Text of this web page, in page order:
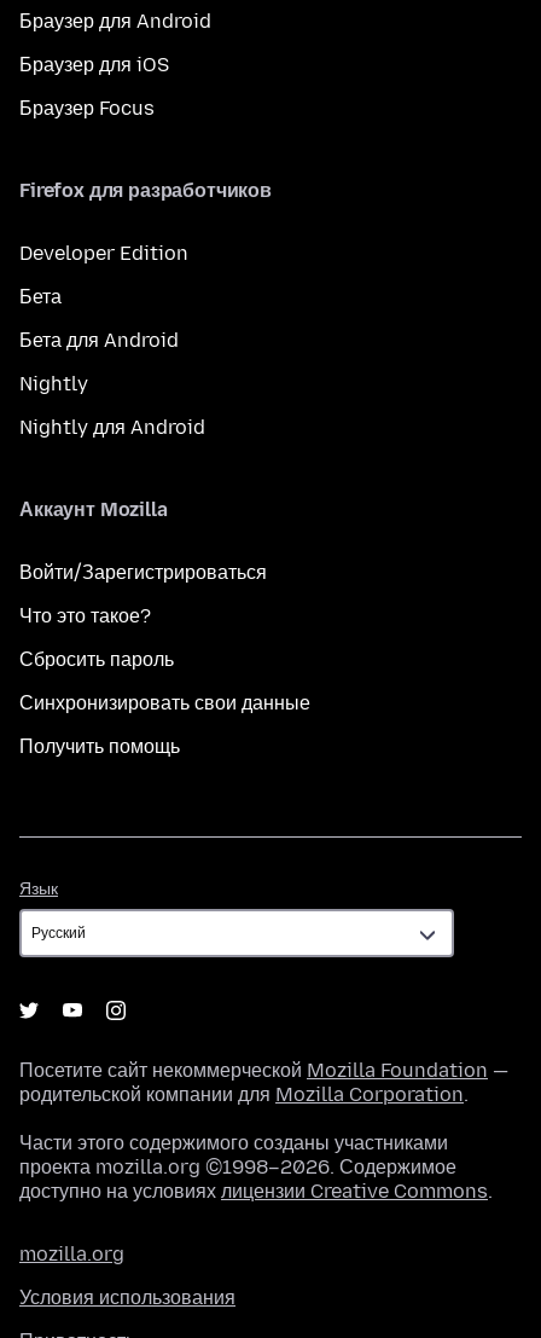
Браузер для Android
Браузер для iOS
Браузер Focus
Firefox для разработчиков
Developer Edition
Бета
Бета для Android
Nightly
Nightly для Android
Аккаунт Mozilla
Войти/Зарегистрироваться
Что это такое?
Сбросить пароль
Синхронизировать свои данные
Получить помощь
Язык
Посетите сайт некоммерческой Mozilla Foundation —
родительской компании для Mozilla Corporation.
Части этого содержимого созданы участниками
проекта mozilla.org ©1998–2026. Содержимое
доступно на условиях лицензии Creative Commons.
mozilla.org
Условия использования